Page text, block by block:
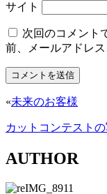
サイト
次回のコメント
前、メールアドレス
«未来のお客様
カットコンテスト
AUTHOR